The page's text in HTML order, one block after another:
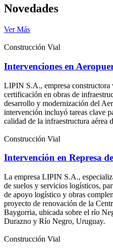
Novedades
Ver Más
Construcción Vial
Intervenciones en
LIPIN S.A., empresa
certificación en obras de
desarrollo y modernización del
intervención incluyó tareas clave
calidad de la infraestructura aérea
Construcción Vial
Intervención en Represa
La empresa LIPIN S.A.,
de suelos y servicios logísticos,
de apoyo logístico y obras
proyecto de renovación de la
Baygorria, ubicada sobre el río
Durazno y Río Negro, Uruguay.
Construcción Vial